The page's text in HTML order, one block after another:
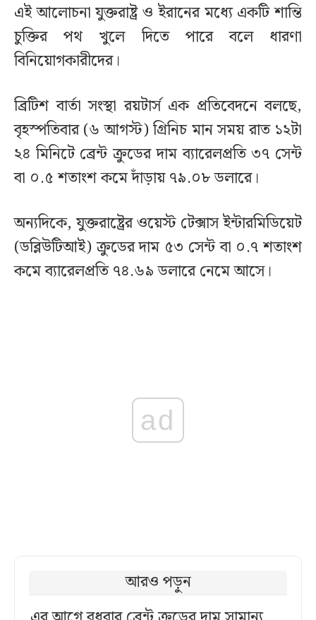
এই আলোচনা যুক্তরাষ্ট্র ও ইরানের মধ্যে একটি শান্তি
চুক্তির পথ খুলে দিতে পারে বলে ধারণা
বিনিয়োগকারীদের।
ব্রিটিশ বার্তা সংস্থা রয়টার্স এক প্রতিবেদনে বলছে,
বৃহস্পতিবার (৬ আগস্ট) গ্রিনিচ মান সময় রাত ১২টা
২৪ মিনিটে ব্রেন্ট ক্রুডের দাম ব্যারেলপ্রতি ৩৭ সেন্ট
বা ০.৫ শতাংশ কমে দাঁড়ায় ৭৯.০৮ ডলারে।
অন্যদিকে, যুক্তরাষ্ট্রের ওয়েস্ট টেক্সাস ইন্টারমিডিয়েট
(ডব্লিউটিআই) ক্রুডের দাম ৫৩ সেন্ট বা ০.৭ শতাংশ
কমে ব্যারেলপ্রতি ৭৪.৬৯ ডলারে নেমে আসে।
ad
আরও পড়ুন